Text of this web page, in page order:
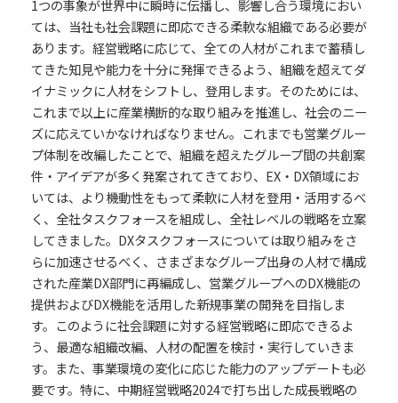
1つの事象が世界中に瞬時に伝播し、影響し合う環境におい
ては、当社も社会課題に即応できる柔軟な組織である必要が
あります。経営戦略に応じて、全ての人材がこれまで蓄積し
てきた知見や能力を十分に発揮できるよう、組織を超えてダ
イナミックに人材をシフトし、登用します。そのためには、
これまで以上に産業横断的な取り組みを推進し、社会のニー
ズに応えていかなければなりません。これまでも営業グルー
プ体制を改編したことで、組織を超えたグループ間の共創案
件・アイデアが多く発案されてきており、EX・DX領域にお
いては、より機動性をもって柔軟に人材を登用・活用するべ
く、全社タスクフォースを組成し、全社レベルの戦略を立案
してきました。DXタスクフォースについては取り組みをさ
らに加速させるべく、さまざまなグループ出身の人材で構成
された産業DX部門に再編成し、営業グループへのDX機能の
提供およびDX機能を活用した新規事業の開発を目指しま
す。このように社会課題に対する経営戦略に即応できるよ
う、最適な組織改編、人材の配置を検討・実行していきま
す。また、事業環境の変化に応じた能力のアップデートも必
要です。特に、中期経営戦略2024で打ち出した成長戦略の